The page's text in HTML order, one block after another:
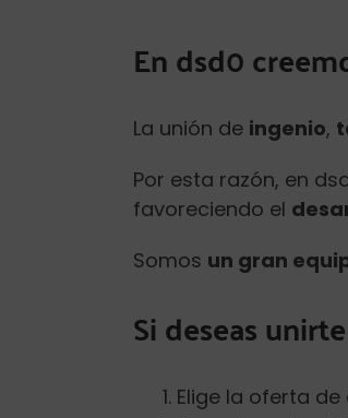
En dsd0
La unión de ingenio,
Por esta razón, en
favoreciendo el
Somos un gran
Si deseas
Elige la oferta